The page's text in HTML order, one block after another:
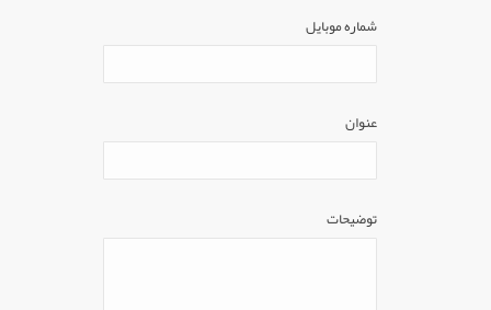
شماره موبایل
عنوان
توضيحات